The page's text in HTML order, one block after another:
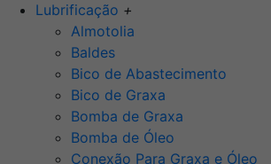
Lubrificação +
Almotolia
Baldes
Bico de Abastecimento
Bico de Graxa
Bomba de Graxa
Bomba de Óleo
Conexão Para Graxa e Óleo